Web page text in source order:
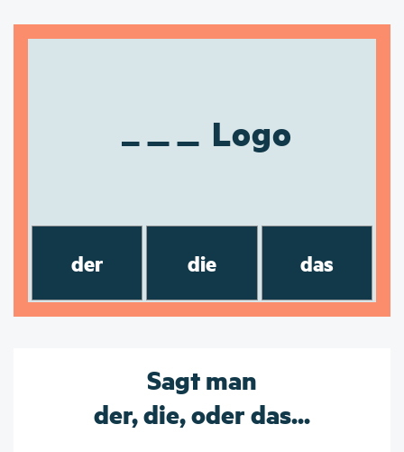
Logo
der die das
Sagt man
der, die, oder das...